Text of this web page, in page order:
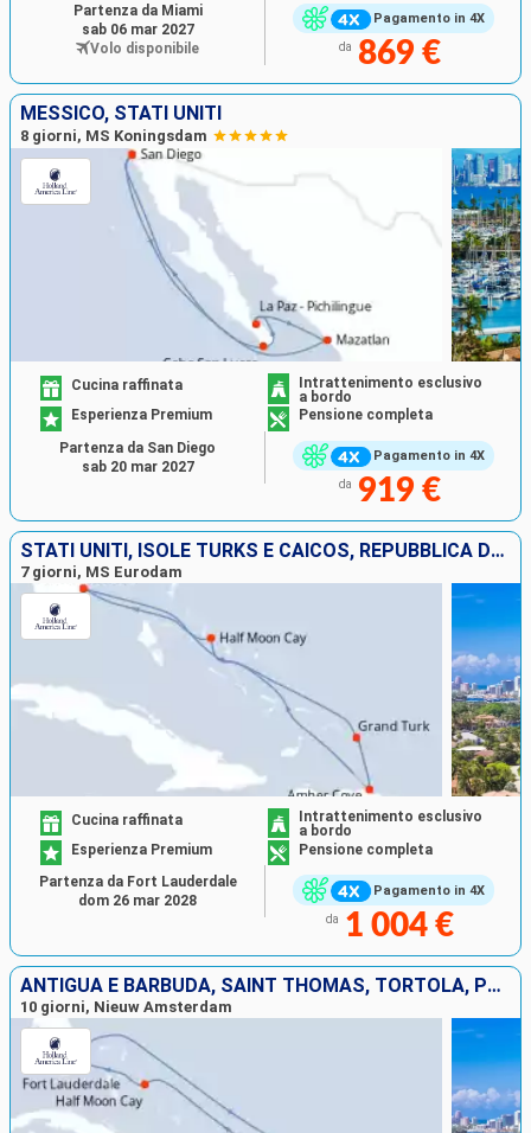
Pagamento in 4X
da 869 €
Partenza da Miami
sab 06 mar 2027
Volo disponibile
MESSICO, STATI UNITI
8 giorni, MS Koningsdam
Pagamento in 4X
Cucina raffinata
Intrattenimento esclusivo
a bordo
Esperienza Premium
Pensione completa
da 919 €
Partenza da San Diego
sab 20 mar 2027
STATI UNITI, ISOLE TURKS E CAICOS, REPUBBLICA DOMINICANA, BAHAMAS
7 giorni, MS Eurodam
Pagamento in 4X
Cucina raffinata
Intrattenimento esclusivo
a bordo
Esperienza Premium
Pensione completa
da 1 004 €
Partenza da Fort Lauderdale
dom 26 mar 2028
ANTIGUA E BARBUDA, SAINT THOMAS, TORTOLA, PORTORICO, BAHAMAS, STATI UNITI
10 giorni, Nieuw Amsterdam